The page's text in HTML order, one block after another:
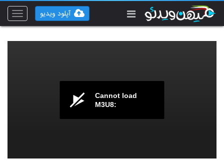
Toggle
آپلود ویدیو
Cannot load
M3U8: